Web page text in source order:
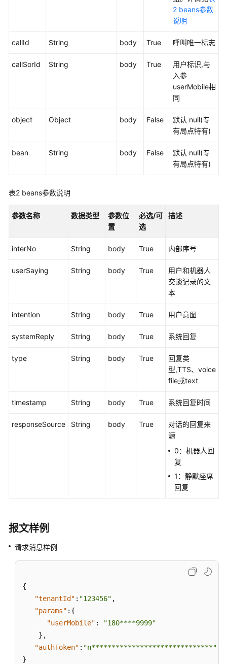
类
口
能
改
对
标
口
流
接
对
口
（V2）
交
2 beans参数
说明
callId String body True 呼叫唯一标志
callSorId String body True
用户标识,与
入参
userMobile相
同
object Object body False
默认 null(专
有局点特有)
bean String body False
默认 null(专
有局点特有)
表2 beans参数说明
参数名称 数据类型
参数位
置
必选/可
选
描述
interNo String body True 内部序号
userSaying String body True
用户和机器人
交谈记录的文
本
intention String body True 用户意图
systemReply String body True 系统回复
type String body True
回复类
型,TTS、voice
file或text
timestamp String body True 系统回复时间
responseSource String body True
对话的回复来
源
0：机器人回
复
1：静默座席
回复
报文样例
请求消息样例
{
"tenantId" : "123456" ,
"params" : {
"userMobile" :
"180****9999"
} ,
"authToken" : "n******************************"
}